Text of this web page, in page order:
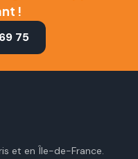
!
75
et en Île-de-France.